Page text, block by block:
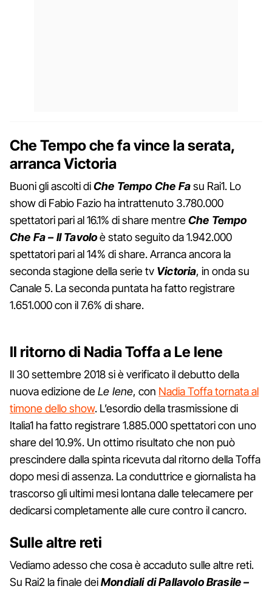
Che Tempo che fa vince la serata,
arranca Victoria
Buoni gli ascolti diChe Tempo Che Fasu Rai1. Lo
show di Fabio Fazio ha intrattenuto 3.780.000
spettatori pari al 16.1% di share mentreChe Tempo
Che Fa – Il Tavoloè stato seguito da 1.942.000
spettatori pari al 14% di share. Arranca ancora la
seconda stagione della serie tv Victoria, in onda su
Canale 5. La seconda puntata ha fatto registrare
1.651.000 con il 7.6% di share.
Il ritorno di Nadia Toffa a Le Iene
Il 30 settembre 2018 si è verificato il debutto della
nuova edizione deLe Iene, con Nadia Toffa tornata al
timone dello show. L’esordio della trasmissione di
Italia1 ha fatto registrare 1.885.000 spettatori con uno
share del 10.9%. Un ottimo risultato che non può
prescindere dalla spinta ricevuta dal ritorno della Toffa
dopo mesi di assenza. La conduttrice e giornalista ha
trascorso gli ultimi mesi lontana dalle telecamere per
dedicarsi completamente alle cure contro il cancro.
Sulle altre reti
Vediamo adesso che cosa è accaduto sulle altre reti.
Su Rai2 la finale deiMondiali di Pallavolo Brasile –